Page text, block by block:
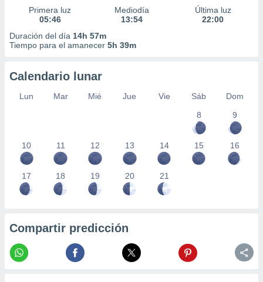
Primera luz
05:46
Mediodía
13:54
Última luz
22:00
Duración del día 14h 57m
Tiempo para el amanecer 5h 39m
Calendario lunar
Lun Mar Mié Jue Vie Sáb
Dom
8
9
10 11 12 13 14 15 16
17 18 19 20 21
Compartir predicción